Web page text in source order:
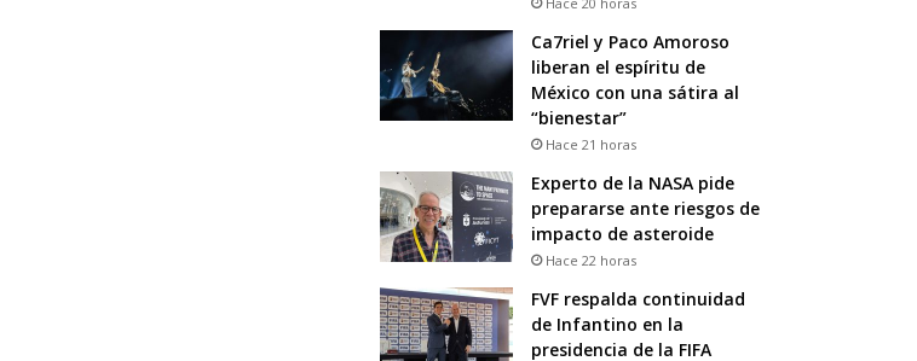
Ca7riel y Paco Amoroso
liberan el espíritu de
México con una sátira al
“bienestar”
Hace 21 horas
Experto de la NASA pide
prepararse ante riesgos de
impacto de asteroide
Hace 22 horas
FVF respalda continuidad
de Infantino en la
presidencia de la FIFA